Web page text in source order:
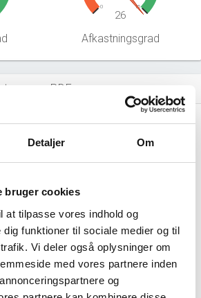
Detaljer Om
bruger cookies
at tilpasse vores indhold og
dig funktioner til sociale medier og til
Vi deler også oplysninger om
med vores partnere inden
og
0 15
26
Afkastningsgrad
som PDF
file_download